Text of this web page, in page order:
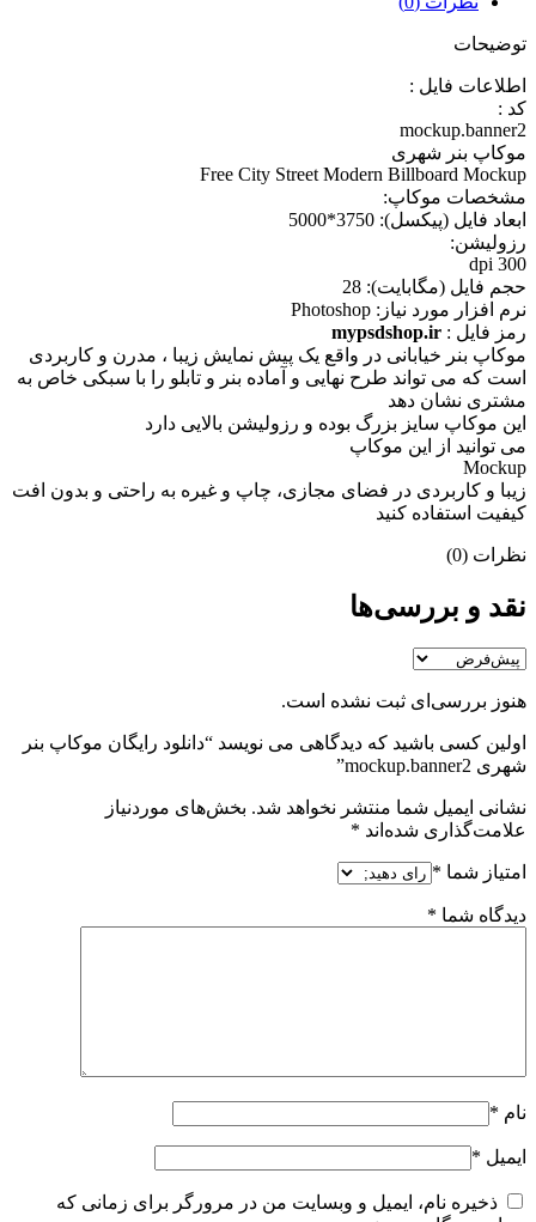
توضیحات
اطلاعات فايل :
کد :
mockup.banner2
موکاپ بنر شهری
Free City Street Modern Billboard Mockup
مشخصات موکاپ:
ابعاد فايل (پيکسل): 3750*5000
رزوليشن:
300 dpi
حجم فايل (مگابايت): 28
نرم افزار مورد نياز: Photoshop
رمز فایل : mypsdshop.ir
موکاپ بنر خیابانی در واقع يک پيش نمايش زيبا ، مدرن و کاربردی
است که می تواند طرح نهایی و آماده بنر و تابلو را با سبکی خاص به
مشتری نشان دهد
اين موکاپ سايز بزرگ بوده و رزوليشن بالايی دارد
می توانيد از اين موکاپ
Mockup
زيبا و کاربردی در فضای مجازی، چاپ و غيره به راحتی و بدون افت
کيفيت استفاده کنيد
نظرات (0)
نقد و بررسی‌ها
هنوز بررسی‌ای ثبت نشده است.
اولین کسی باشید که دیدگاهی می نویسد “دانلود رایگان موکاپ بنر
شهری mockup.banner2”
نشانی ایمیل شما منتشر نخواهد شد. بخش‌های موردنیاز
علامت‌گذاری شده‌اند *
امتیاز شما *
دیدگاه شما *
نام *
ایمیل *
ذخیره نام، ایمیل و وبسایت من در مرورگر برای زمانی که